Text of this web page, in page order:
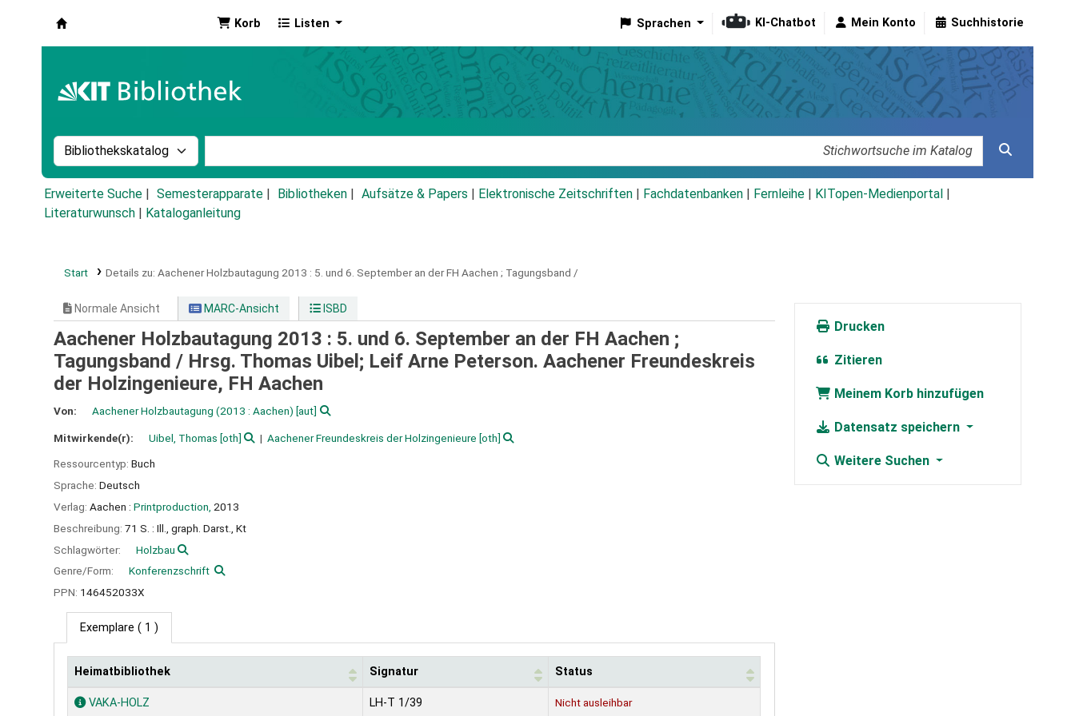
Korb Listen Sprachen KI-Chatbot Mein Konto Suchhistorie
Suche im Katalog nach:
Erweiterte Suche Semesterapparate Bibliotheken Aufsätze & Papers Elektronische Zeitschriften Fachdatenbanken Fernleihe KITopen-Medienportal
Literaturwunsch
Kataloganleitung
Start Details zu: Aachener Holzbautagung 2013 : 5. und 6. September an der FH Aachen ; Tagungsband /
Normale Ansicht MARC-Ansicht ISBD
Aachener Holzbautagung 2013 : 5. und 6. September an der FH Aachen ;
Tagungsband / Hrsg. Thomas Uibel; Leif Arne Peterson. Aachener Freundeskreis
der Holzingenieure, FH Aachen
Von: Aachener Holzbautagung (2013 : Aachen) [aut]
Mitwirkende(r): Uibel, Thomas [oth] Aachener Freundeskreis der Holzingenieure [oth]
Ressourcentyp: Buch
Sprache: Deutsch
Verlag: Aachen : Printproduction, 2013
Beschreibung: 71 S. : Ill., graph. Darst., Kt
Schlagwörter:
Holzbau
Genre/Form:
Konferenzschrift
PPN: 146452033X
Exemplare ( 1 )
Exemplare
Heimatbibliothek Signatur Status
VAKA-HOLZ LH-T 1/39 Nicht ausleihbar
Drucken
Zitieren
Meinem Korb hinzufügen
Datensatz speichern
Weitere Suchen